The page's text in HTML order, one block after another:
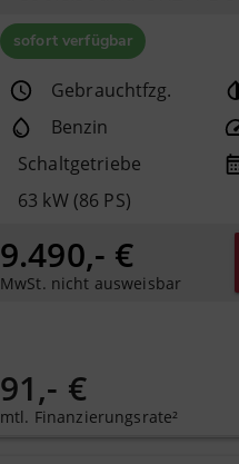
sofort verfügbar
Gebrauchtfzg.
Benzin
Schaltgetriebe
63 kW (86 PS)
9.490,- €
MwSt. nicht ausweisbar
91,- €
mtl. Finanzierungsrate²